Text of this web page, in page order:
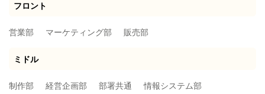
フロント
営業部 マーケティング部 販売部
ミドル
制作部 経営企画部 部署共通 情報システム部